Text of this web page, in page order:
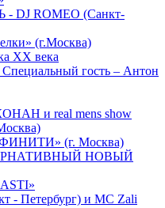
ROMEO (Санкт-
(г.Москва)
ХХ века
Специальный гость – Антон
и real mens show
(г. Москва)
НОВЫЙ
- Петербург) и MC Zali